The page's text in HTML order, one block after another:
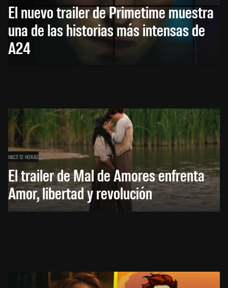
El nuevo trailer de Primetime muestra
una de las historias más intensas de
A24
HACE 12 HORAS
El trailer de Mal de Amores enfrenta
Amor, libertad y revolución